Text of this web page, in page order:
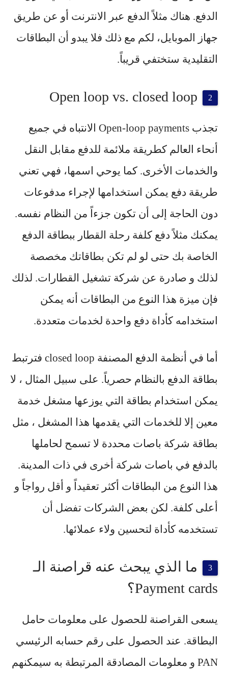
الدفع. هناك مثلاً الدفع عبر الانترنت أو عن طريق
جهاز
الموبايل، لكم مع ذلك فلا يبدو أن البطاقات
التقليدية ستختفي قريباً.
Open loop vs. closed loop
تجذب Open-loop payments الانتباه في جميع
أنحاء العالم كطريقة ملائمة للدفع مقابل النقل
والخدمات الأخرى. كما يوحي اسمها، فهي تعني
طريقة دفع يمكن استخدامها لإجراء مدفوعات
دون الحاجة إلى أن تكون جزءاً من النظام نفسه.
يمكنك مثلاً دفع كلفة رحلة القطار ببطاقة الدفع
الخاصة بك حتى لو لم تكن بطاقاتك مخصصة
لذلك و صادرة عن شركة تشغيل القطارات. لذلك
فإن ميزة هذا النوع من البطاقات أنه يمكن
استخدامه كأداة دفع واحدة لخدمات متعددة.
أما في أنظمة الدفع المصنفة closed loop فترتبط
بطاقة الدفع بالنظام حصرياً. على سبيل المثال ، لا
يمكن استخدام بطاقة التي يوزعها مشغل خدمة
معين إلا للخدمات التي يقدمها هذا المشغل ، مثل
بطاقة شركة باصات محددة لا تسمح لحاملها
بالدفع في باصات شركة أخرى في ذات المدينة.
هذا النوع من البطاقات أكثر تعقيداً و أقل رواجاً و
أعلى كلفة. لكن بعض الشركات تفضل أن
تستخدمه كأداة لتحسين ولاء عملائها.
ما الذي يبحث عنه قراصنة الـ
Payment cards؟
يسعى القراصنة للحصول على معلومات حامل
البطاقة. عند الحصول على رقم حسابه الرئيسي
PAN و معلومات المصادقة المرتبطة به سيمكنهم